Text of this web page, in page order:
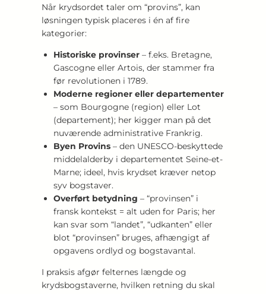
Når krydsordet taler om “provins”, kan
løsningen typisk placeres i én af fire
kategorier:
Historiske provinser – f.eks. Bretagne,
Gascogne eller Artois, der stammer fra
før revolutionen i 1789.
Moderne regioner eller departementer
– som Bourgogne (region) eller Lot
(departement); her kigger man på det
nuværende administrative Frankrig.
Byen Provins – den UNESCO-beskyttede
middelalderby i departementet Seine-et-
Marne; ideel, hvis krydset kræver netop
syv bogstaver.
Overført betydning – “provinsen” i
fransk kontekst = alt uden for Paris; her
kan svar som “landet”, “udkanten” eller
blot “provinsen” bruges, afhængigt af
opgavens ordlyd og bogstavantal.
I praksis afgør felternes længde og
krydsbogstaverne, hvilken retning du skal